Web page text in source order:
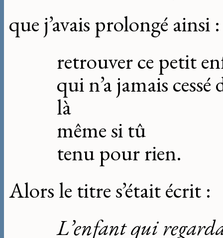
que j’avais prolongé ainsi :
retrouver ce petit
qui n’a jamais cessé
là
même si tû
tenu pour rien.
Alors le titre s’était écrit :
L’enfant qui